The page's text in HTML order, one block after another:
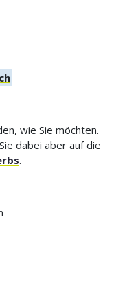
wie Sie möchten.
dabei aber auf die
.